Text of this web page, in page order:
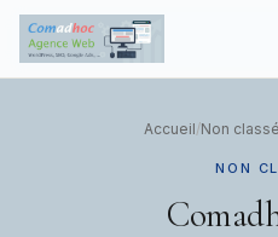
content
Accueil/Non classé
NON